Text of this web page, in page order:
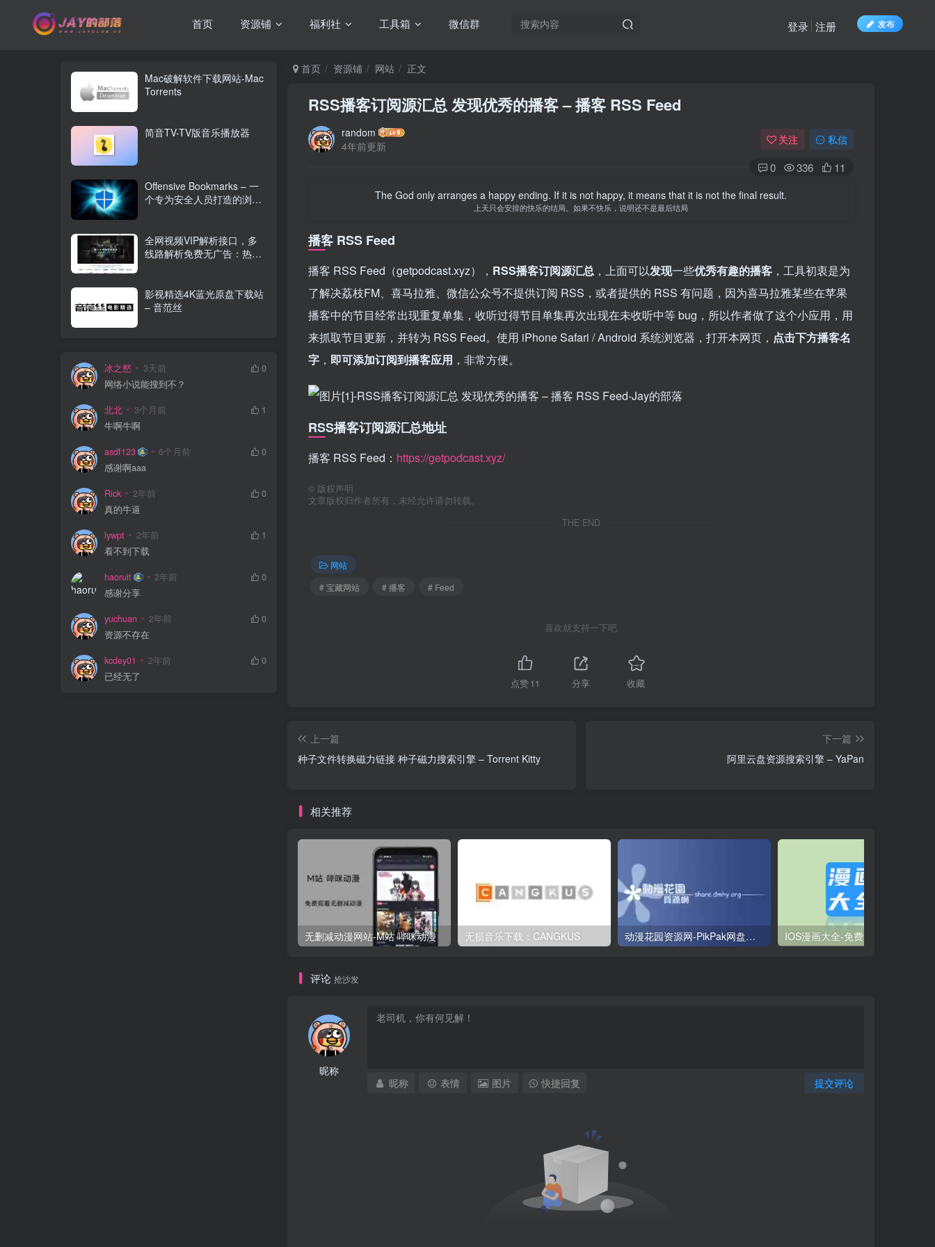
首页 资源铺 福利社 工具箱 微信群 发布
登录 注册
首页 资源铺 网站 正文
RSS播客订阅源汇总 发现优秀的播客 – 播客 RSS Feed
random
4年前更新
关注 私信
0 336 11
The God only arranges a happy ending. If it is not happy, it means that it is not the final result.
上天只会安排的快乐的结局。如果不快乐，说明还不是最后结局
播客 RSS Feed
播客 RSS Feed（getpodcast.xyz）， RSS播客订阅源汇总 ，上面可以发现一些优秀有趣的播客 ，工具初衷是为
了解决荔枝FM、喜马拉雅、微信公众号不提供订阅 RSS，或者提供的 RSS 有问题，因为喜马拉雅某些在苹果
播客中的节目经常出现重复单集，收听过得节目单集再次出现在未收听中等 bug，所以作者做了这个小应用，用
来抓取节目更新，并转为 RSS Feed。使用 iPhone Safari / Android 系统浏览器，打开本网页， 点击下方播客名
字 ， 即可添加订阅到播客应用 ，非常方便。
RSS播客订阅源汇总地址
播客 RSS Feed： https://getpodcast.xyz/
© 版权声明
文章版权归作者所有，未经允许请勿转载。
THE END
网站
# 宝藏网站
# 播客 # Feed
喜欢就支持一下吧
点赞11 分享 收藏
上一篇
种子文件转换磁力链接 种子磁力搜索引擎 – Torrent Kitty
下一篇
阿里云盘资源搜索引擎 – YaPan
相关推荐
无删减动漫网站-M站 哔咪动漫 无损音乐下载：CANGKUS 动漫花园资源网-PikPak网盘下载秒传
评论 抢沙发
昵称
提交评论
昵称 表情 图片 快捷回复
Mac破解软件下载网站-Mac
Torrents
简音TV-TV版音乐播放器
Offensive Bookmarks – 一
个专为安全人员打造的浏览
全网视频VIP解析接口，多
线路解析免费无广告：热播
影视精选4K蓝光原盘下载站
– 音范丝
冰之憖 3天前
0
网络小说能搜到不？
北北 3个月前
1
牛啊牛啊
asdf123 6个月前
0
感谢啊aaa
Rick 2年前
0
真的牛逼
lywpt 2年前
1
看不到下载
haoruit 2年前
0
感谢分享
yuchuan 2年前
0
资源不存在
kcdey01 2年前
0
已经无了